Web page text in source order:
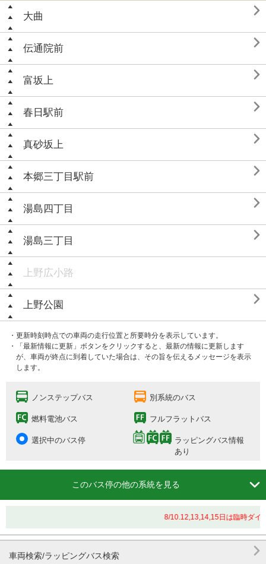
大曲 
伝通院前 
富坂上 
春日駅前 
真砂坂上 
本郷三丁目駅前 
湯島四丁目 
湯島三丁目 
上野広小路
上野公園 
・更新時刻時点での車両の走行位置と所要時分を表示しています。
・「最新情報に更新」ボタンをクリックすると、最新の情報に更新します
が、車両が終点に到着していた場合は、その旨を伝えるメッセージを表示
します。
ノンステップバス 別系統のバス
燃料電池バス フルフラットバス
選択中のバス停
ラッピングバス情報
あり
このバス停の他の系統を見る 
8/10.12,13,14,15日は臨時ダイ
車両検索/ラッピングバス検索 